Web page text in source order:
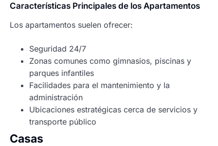
Características Principales de los Apartamentos
Los apartamentos suelen ofrecer:
Seguridad 24/7
Zonas comunes como gimnasios, piscinas y
parques infantiles
Facilidades para el mantenimiento y la
administración
Ubicaciones estratégicas cerca de servicios y
transporte público
Casas